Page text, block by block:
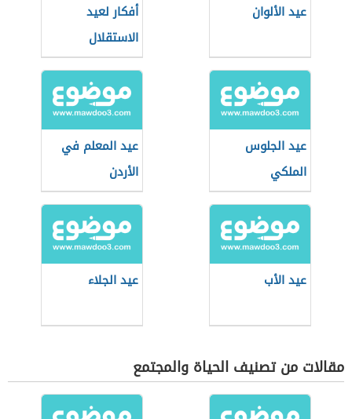
عيد الألوان
أفكار لعيد
الاستقلال
للأطفال
عيد الجلوس
الملكي
عيد المعلم في
الأردن
عيد الأب عيد الجلاء
مقالات من تصنيف الحياة والمجتمع